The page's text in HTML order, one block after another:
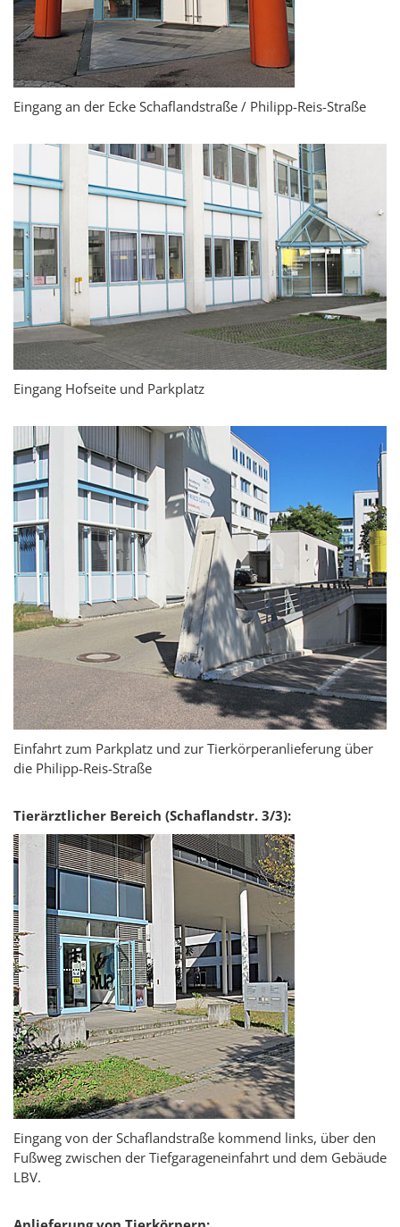
Eingang an der Ecke Schaflandstraße / Philipp-Reis-Straße
Eingang Hofseite und Parkplatz
Einfahrt zum Parkplatz und zur Tierkörperanlieferung über
die Philipp-Reis-Straße
Tierärztlicher Bereich (Schaflandstr. 3/3):
Eingang von der Schaflandstraße kommend links, über den
Fußweg zwischen der Tiefgarageneinfahrt und dem Gebäude
LBV.